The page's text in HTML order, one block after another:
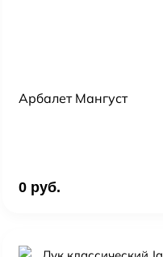
Арбалет Мангуст
0 руб.